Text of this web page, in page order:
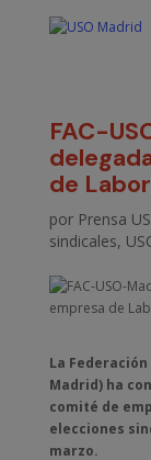
FAC-
de
por Prensa
sindicales,
La Federación
Madrid) ha
comité de
elecciones
marzo.